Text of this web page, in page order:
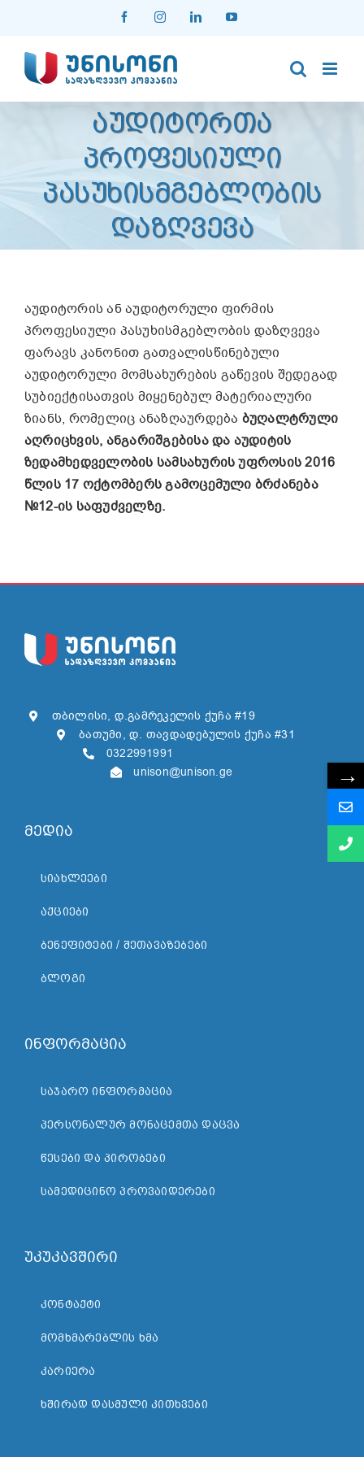
content
FacebookInstagramLinkedInYouTube
ᲐᲣᲓᲘᲢᲝᲠᲗᲐ
ᲞᲠᲝᲤᲔᲡᲘᲣᲚᲘ
ᲞᲐᲡᲣᲮᲘᲡᲛᲒᲔᲑᲚᲝᲑᲘᲡ
ᲓᲐᲖᲦᲕᲔᲕᲐ
აუდიტორის ან აუდიტორული ფირმის
პროფესიული პასუხისმგებლობის დაზღვევა
ფარავს კანონით გათვალისწინებული
აუდიტორული მომსახურების გაწევის შედეგად
სუბიექტისათვის მიყენებულ მატერიალური
ზიანს, რომელიც ანაზღაურდება ბუღალტრული
აღრიცხვის, ანგარიშგებისა და აუდიტის
ზედამხედველობის სამსახურის უფროსის 2016
წლის 17 ოქტომბერს გამოცემული ბრძანება
№12-ის საფუძველზე.
თბილისი, დ.გამრეკელის ქუჩა #19
ბათუმი, დ. თავდადებულის ქუჩა #31
0322991991
unison@unison.ge
მედია
ᲡᲘᲐᲮᲚᲔᲔᲑᲘ
ᲐᲥᲪᲘᲔᲑᲘ
ᲑᲔᲜᲔᲤᲘᲢᲔᲑᲘ / ᲨᲔᲗᲐᲕᲐᲖᲔᲑᲔᲑᲘ
ᲑᲚᲝᲒᲘ
ინფორმაცია
ᲡᲐᲯᲐᲠᲝ ᲘᲜᲤᲝᲠᲛᲐᲪᲘᲐ
ᲞᲔᲠᲡᲝᲜᲐᲚᲣᲠ ᲛᲝᲜᲐᲪᲔᲛᲗᲐ ᲓᲐᲪᲕᲐ
ᲬᲔᲡᲔᲑᲘ ᲓᲐ ᲞᲘᲠᲝᲑᲔᲑᲘ
ᲡᲐᲛᲔᲓᲘᲪᲘᲜᲝ ᲞᲠᲝᲕᲐᲘᲓᲔᲠᲔᲑᲘ
უკუკავშირი
ᲙᲝᲜᲢᲐᲥᲢᲘ
ᲛᲝᲛᲮᲛᲐᲠᲔᲑᲚᲘᲡ ᲮᲛᲐ
ᲙᲐᲠᲘᲔᲠᲐ
ᲮᲨᲘᲠᲐᲓ ᲓᲐᲡᲛᲣᲚᲘ ᲙᲘᲗᲮᲕᲔᲑᲘ
→